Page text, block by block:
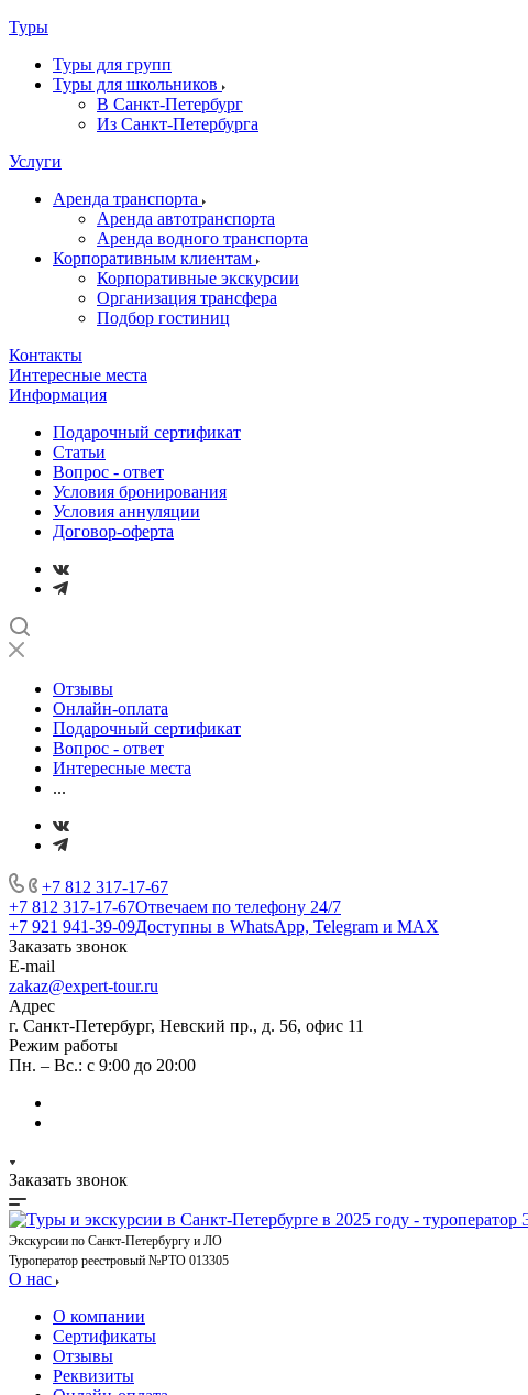
Туры
Туры для групп
Туры для школьников
В Санкт-Петербург
Из Санкт-Петербурга
Услуги
Аренда транспорта
Аренда автотранспорта
Аренда водного транспорта
Корпоративным клиентам
Корпоративные экскурсии
Организация трансфера
Подбор гостиниц
Контакты
Интересные места
Информация
Подарочный сертификат
Статьи
Вопрос - ответ
Условия бронирования
Условия аннуляции
Договор-оферта
Отзывы
Онлайн-оплата
Подарочный сертификат
Вопрос - ответ
Интересные места
...
+7 812 317-17-67
+7 812 317-17-67Отвечаем по телефону 24/7
+7 921 941-39-09Доступны в WhatsApp, Telegram и MAX
Заказать звонок
E-mail
zakaz@expert-tour.ru
Адрес
г. Санкт-Петербург, Невский пр., д. 56, офис 11
Режим работы
Пн. – Вс.: с 9:00 до 20:00
Заказать звонок
Экскурсии по Санкт-Петербургу и ЛО
Туроператор реестровый №РТО 013305
О нас
О компании
Сертификаты
Отзывы
Реквизиты